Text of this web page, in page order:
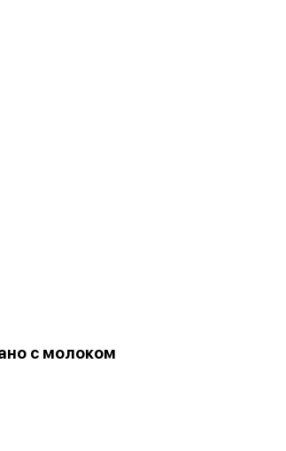
с молоком